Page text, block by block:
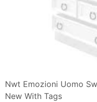
Nwt Emozioni Uomo
New With Tags